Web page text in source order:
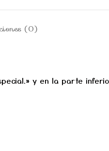
(0)
y en la parte